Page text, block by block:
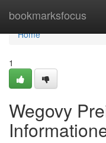
bookmarksfocus
Home
Home
1
Wegovy